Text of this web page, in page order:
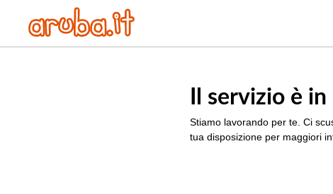
Il servizio è
Stiamo lavorando per te. Ci
tua disposizione per maggiori